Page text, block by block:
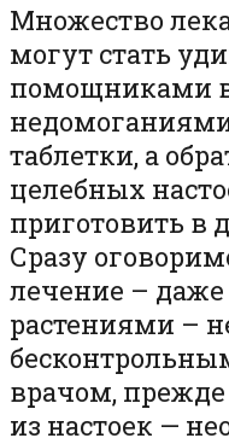
Множество
могут стать
помощниками
таблетки, а
целебных
приготовить в
Сразу
лечение –
растениями –
врачом,
из настоек —